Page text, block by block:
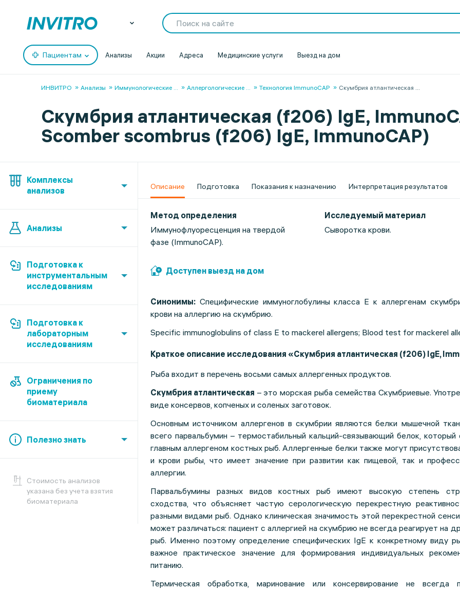
Пациентам Анализы Акции Адреса Медицинские услуги Выезд на дом
ИНВИТРО Анализы Иммунологические ... Аллергологические ... Технология ImmunoCAP Скумбрия атлантическая ...
Скумбрия атлантическая (f206) IgE,
Scomber scombrus (f206) IgE, ImmunoCAP)
Комплексы
анализов
Анализы
Подготовка к
инструментальным
исследованиям
Подготовка к
лабораторным
исследованиям
Ограничения по
приему
биоматериала
Полезно знать
Cтоимость анализов
указана без учета взятия
биоматериала
Описание Подготовка Показания к назначению Интерпретация результатов
Метод определения
Иммунофлуоресценция на твердой
фазе (ImmunoCAP).
Исследуемый материал
Сыворотка крови.
Доступен выезд на дом
Синонимы:Специфические иммуноглобулины класса Е к аллергенам
крови на аллергию на скумбрию.
Specific immunoglobulins of class E to mackerel allergens; Blood test for mackerel
Краткое описание исследования «Скумбрия атлантическая (f206) IgE,
Рыба входит в перечень восьми самых аллергенных продуктов.
Скумбрия атлантическая – это морская рыба семейства Скумбриевые.
виде консервов, копченых и соленых заготовок.
Основным источником аллергенов в скумбрии являются белки мышечной
всего парвальбумин – термостабильный кальций-связывающий белок, который
главным аллергеном костных рыб. Аллергенные белки также могут
и крови рыбы, что имеет значение при развитии как пищевой, так и
аллергии.
Парвальбумины разных видов костных рыб имеют высокую степень
сходства, что объясняет частую серологическую перекрестную
разными видами рыб. Однако клиническая значимость этой перекрестной
может различаться: пациент с аллергией на скумбрию не всегда реагирует на
рыб. Именно поэтому определение специфических IgE к конкретному виду
важное практическое значение для формирования индивидуальных
питанию.
Термическая обработка, маринование или консервирование не всегда